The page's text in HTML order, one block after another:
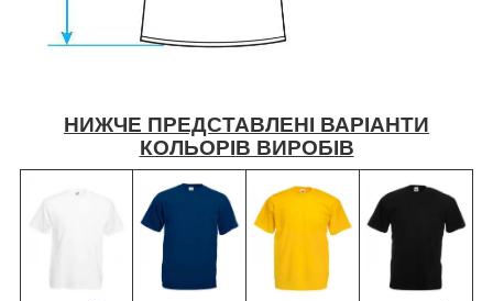
НИЖЧЕ ПРЕДСТАВЛЕНІ ВАРІАНТИ
КОЛЬОРІВ ВИРОБІВ